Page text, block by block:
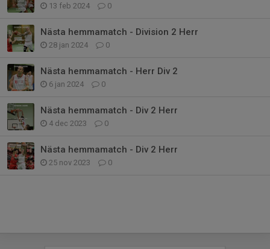
13 feb 2024 0
Nästa hemmamatch - Division 2 Herr
28 jan 2024 0
Nästa hemmamatch - Herr Div 2
6 jan 2024 0
Nästa hemmamatch - Div 2 Herr
4 dec 2023 0
Nästa hemmamatch - Div 2 Herr
25 nov 2023 0